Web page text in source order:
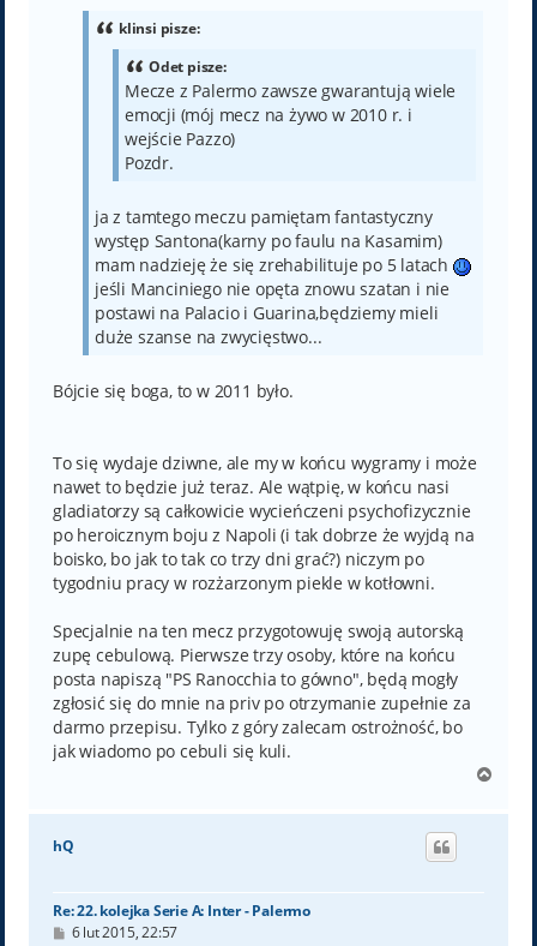
klinsi pisze:
Odet pisze:
Mecze z Palermo zawsze gwarantują wiele
emocji (mój mecz na żywo w 2010 r. i
wejście Pazzo)
Pozdr.
ja z tamtego meczu pamiętam fantastyczny
występ Santona(karny po faulu na Kasamim)
mam nadzieję że się zrehabilituje po 5 latach
jeśli Manciniego nie opęta znowu szatan i nie
postawi na Palacio i Guarina,będziemy mieli
duże szanse na zwycięstwo...
Bójcie się boga, to w 2011 było.
To się wydaje dziwne, ale my w końcu wygramy i może
nawet to będzie już teraz. Ale wątpię, w końcu nasi
gladiatorzy są całkowicie wycieńczeni psychofizycznie
po heroicznym boju z Napoli (i tak dobrze że wyjdą na
boisko, bo jak to tak co trzy dni grać?) niczym po
tygodniu pracy w rozżarzonym piekle w kotłowni.
Specjalnie na ten mecz przygotowuję swoją autorską
zupę cebulową. Pierwsze trzy osoby, które na końcu
posta napiszą "PS Ranocchia to gówno", będą mogły
zgłosić się do mnie na priv po otrzymanie zupełnie za
darmo przepisu. Tylko z góry zalecam ostrożność, bo
jak wiadomo po cebuli się kuli.
g
hQ
Re: 22. kolejka Serie A: Inter - Palermo
P6 lut 2015, 22:57